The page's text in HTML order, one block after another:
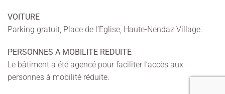
VOITURE
Parking gratuit, Place de l’Eglise, Haute-Nendaz Village.
PERSONNES A MOBILITE REDUITE
Le bâtiment a été agencé pour faciliter l’accès aux
personnes à mobilité réduite.